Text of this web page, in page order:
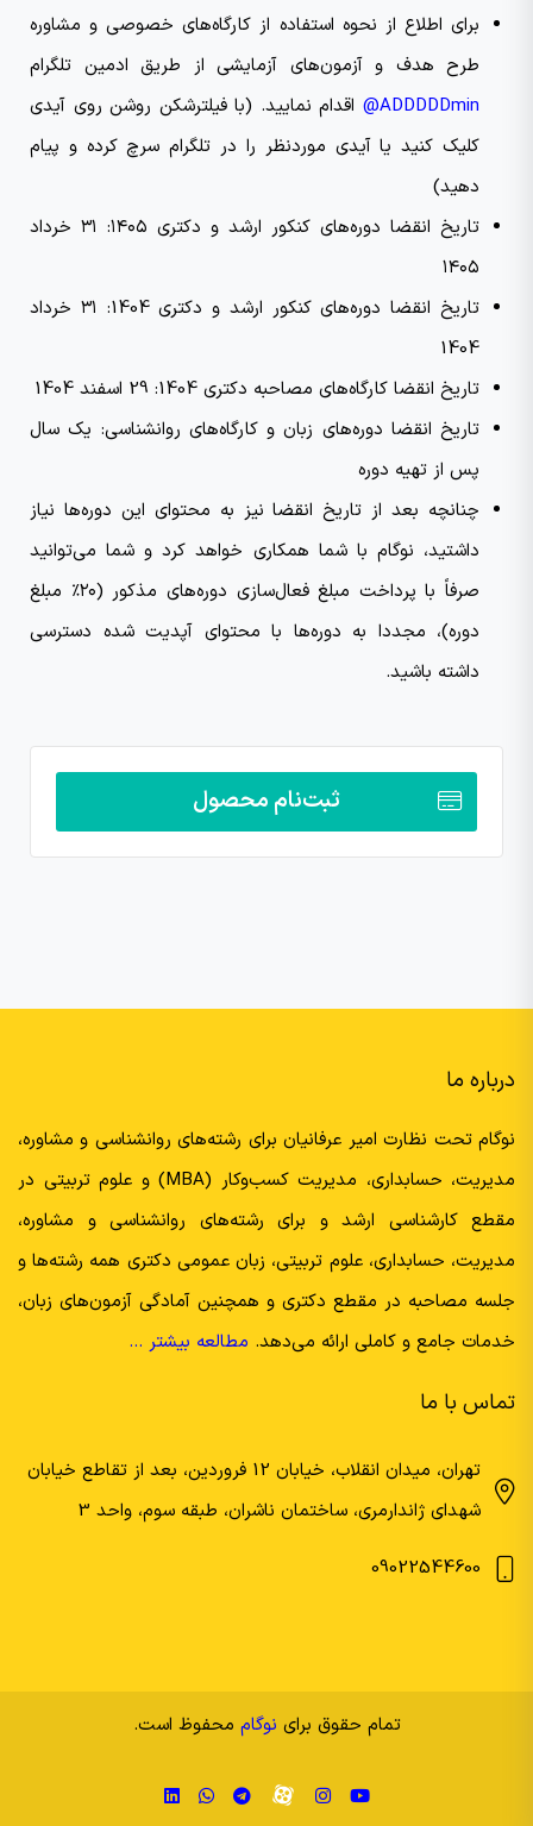
برای اطلاع از نحوه استفاده از کارگاه‌های خصوصی و مشاوره
طرح هدف و آزمون‌های آزمایشی از طریق ادمین تلگرام
ADDDDDmin@
اقدام نمایید. (با فیلترشکن روشن روی آیدی
کلیک کنید یا آیدی موردنظر را در تلگرام سرچ کرده و پیام
دهید)
تاریخ انقضا دوره‌های کنکور ارشد و دکتری ۱۴۰۵: ۳۱ خرداد
۱۴۰۵
تاریخ انقضا دوره‌های کنکور ارشد و دکتری 1404: ۳۱ خرداد
1404
تاریخ انقضا کارگاه‌های مصاحبه دکتری 1404: 29 اسفند 1404
تاریخ انقضا دوره‌های زبان و کارگاه‌های روانشناسی: یک سال
پس از تهیه دوره
چنانچه بعد از تاریخ انقضا نیز به محتوای این دوره‌ها نیاز
داشتید، نوگام با شما همکاری خواهد کرد و شما می‌توانید
صرفاً با پرداخت مبلغ فعال‌سازی دوره‌های مذکور (۲۰٪ مبلغ
دوره)، مجددا به دوره‌ها با محتوای آپدیت شده دسترسی
داشته باشید.
ثبت‌نام محصول
درباره ما
نوگام تحت نظارت امیر عرفانیان برای رشته‌های روانشناسی و مشاوره،
مدیریت، حسابداری، مدیریت کسب‌وکار (MBA) و علوم تربیتی در
مقطع کارشناسی ارشد و برای رشته‌های روانشناسی و مشاوره،
مدیریت، حسابداری، علوم تربیتی، زبان عمومی دکتری همه رشته‌ها و
جلسه مصاحبه در مقطع دکتری و همچنین آمادگی آزمون‌های زبان،
خدمات جامع و کاملی ارائه می‌دهد. مطالعه بیشتر …
تماس با ما
تهران، میدان انقلاب، خیابان 12 فروردین، بعد از تقاطع خیابان
شهدای ژاندارمری، ساختمان ناشران، طبقه سوم، واحد 3
09022544600
تمام حقوق برای نوگام محفوظ است.